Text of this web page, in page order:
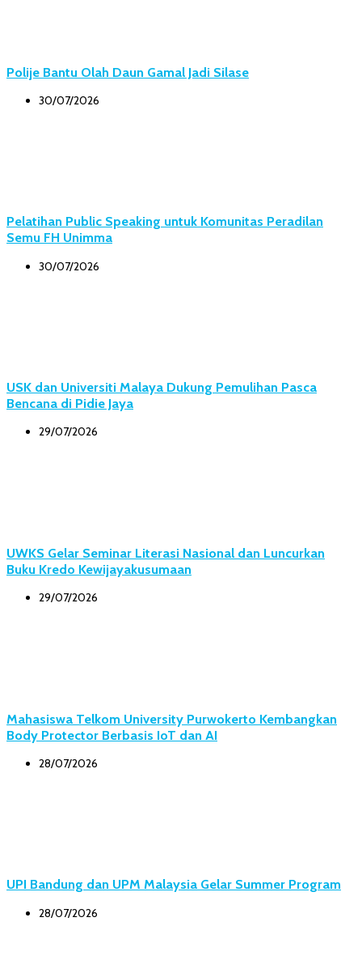
Polije Bantu Olah Daun Gamal Jadi Silase
30/07/2026
Pelatihan Public Speaking untuk Komunitas Peradilan
Semu FH Unimma
30/07/2026
USK dan Universiti Malaya Dukung Pemulihan Pasca
Bencana di Pidie Jaya
29/07/2026
UWKS Gelar Seminar Literasi Nasional dan Luncurkan
Buku Kredo Kewijayakusumaan
29/07/2026
Mahasiswa Telkom University Purwokerto Kembangkan
Body Protector Berbasis IoT dan AI
28/07/2026
UPI Bandung dan UPM Malaysia Gelar Summer Program
28/07/2026